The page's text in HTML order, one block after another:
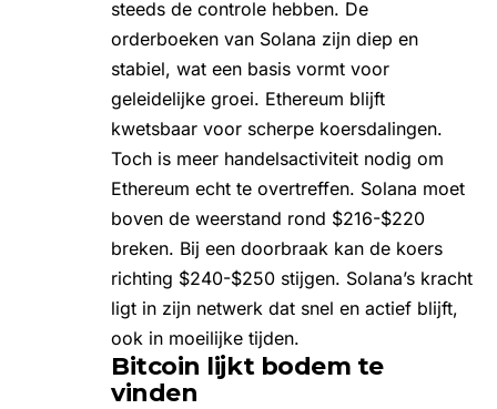
steeds de controle hebben. De
orderboeken van Solana zijn diep en
stabiel, wat een basis vormt voor
geleidelijke groei. Ethereum blijft
kwetsbaar voor scherpe koersdalingen.
Toch is meer handelsactiviteit nodig om
Ethereum echt te overtreffen. Solana moet
boven de weerstand rond $216-$220
breken. Bij een doorbraak kan de koers
richting $240-$250 stijgen. Solana’s kracht
ligt in zijn netwerk dat snel en actief blijft,
ook in moeilijke tijden.
Bitcoin lijkt bodem te
vinden